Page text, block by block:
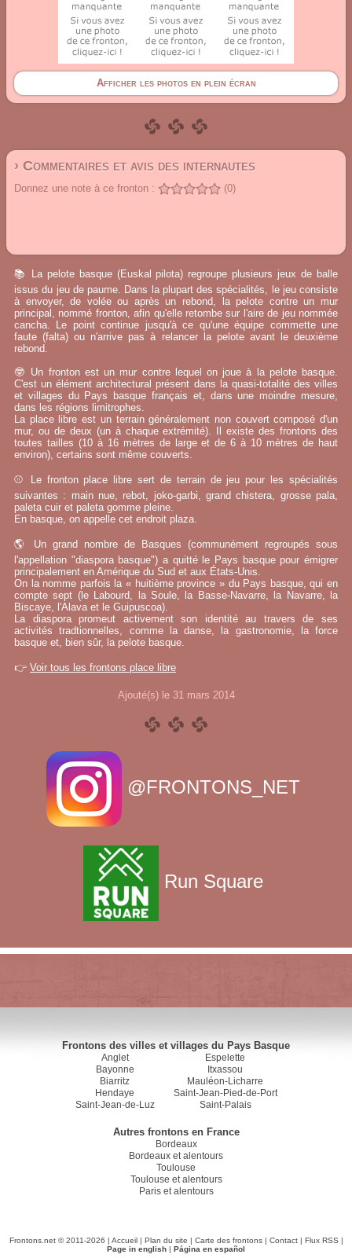
Afficher les photos en plein écran
› Commentaires et avis des internautes
Donnez une note à ce fronton : (0)
📚 La pelote basque (Euskal pilota) regroupe plusieurs jeux de balle
issus du jeu de paume. Dans la plupart des spécialités, le jeu consiste
à envoyer, de volée ou après un rebond, la pelote contre un mur
principal, nommé fronton, afin qu'elle retombe sur l'aire de jeu nommée
cancha. Le point continue jusqu'à ce qu'une équipe commette une
faute (falta) ou n'arrive pas à relancer la pelote avant le deuxième
rebond.
🤓 Un fronton est un mur contre lequel on joue à la pelote basque.
C'est un élément architectural présent dans la quasi-totalité des villes
et villages du Pays basque français et, dans une moindre mesure,
dans les régions limitrophes.
La place libre est un terrain généralement non couvert composé d'un
mur, ou de deux (un à chaque extrémité). Il existe des frontons des
toutes tailles (10 à 16 mètres de large et de 6 à 10 mètres de haut
environ), certains sont même couverts.
⚾ Le fronton place libre sert de terrain de jeu pour les spécialités
suivantes : main nue, rebot, joko-garbi, grand chistera, grosse pala,
paleta cuir et paleta gomme pleine.
En basque, on appelle cet endroit plaza.
🌎 Un grand nombre de Basques (communément regroupés sous
l'appellation "diaspora basque") a quitté le Pays basque pour émigrer
principalement en Amérique du Sud et aux États-Unis.
On la nomme parfois la « huitième province » du Pays basque, qui en
compte sept (le Labourd, la Soule, la Basse-Navarre, la Navarre, la
Biscaye, l'Alava et le Guipuscoa).
La diaspora promeut activement son identité au travers de ses
activités tradtionnelles, comme la danse, la gastronomie, la force
basque et, bien sûr, la pelote basque.
👉 Voir tous les frontons place libre
Ajouté(s) le 31 mars 2014
@FRONTONS_NET
Run Square
Frontons des villes et villages du Pays Basque
Anglet
Bayonne
Biarritz
Hendaye
Saint-Jean-de-Luz
Espelette
Itxassou
Mauléon-Licharre
Saint-Jean-Pied-de-Port
Saint-Palais
Autres frontons en France
Bordeaux
Bordeaux et alentours
Toulouse
Toulouse et alentours
Paris et alentours
Frontons.net © 2011-2026 | Accueil| Plan du site | Carte des frontons| Contact| Flux RSS |
Page in english | Página en español